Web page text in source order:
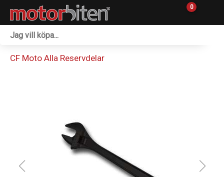
0
Reservdelar
CF Moto Alla Reservdelar